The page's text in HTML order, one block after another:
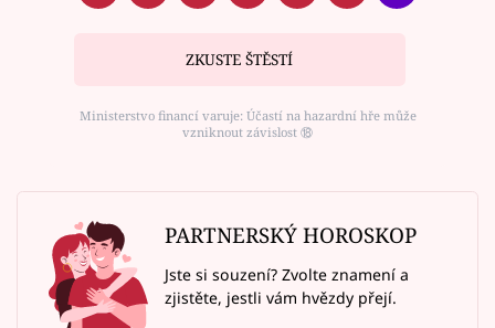
ZKUSTE ŠTĚSTÍ
Ministerstvo financí varuje: Účastí na hazardní hře může
vzniknout závislost ⑱
PARTNERSKÝ HOROSKOP
Jste si souzení? Zvolte znamení a
zjistěte, jestli vám hvězdy přejí.